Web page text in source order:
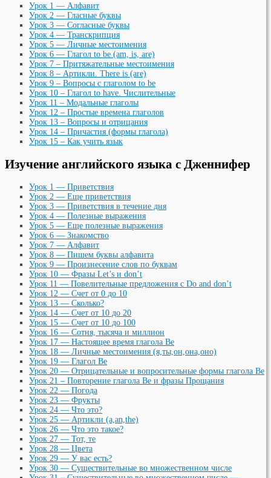
Урок 1 — Алфавит
Урок 2 — Гласные буквы
Урок 3 — Согласные буквы
Урок 4 — Транскрипция
Урок 5 — Личные местоимения
Урок 6 — Глагол to be (am, is, are)
Урок 7 – Притяжательные местоимения
Урок 8 – Артикли. There is (are)
Урок 9 – Вопросы с глаголом to be
Урок 10 – Глагол to have. Числительные
Урок 11 – Модальные глаголы
Урок 12 – Простые времена глаголов
Урок 13 – Вопросы и отрицания
Урок 14 – Причастия (формы глагола)
Урок 15 – Как учить язык
Изучение английского языка с Дженнифер
Урок 1 — Приветствия
Урок 2 — Еще приветствия
Урок 3 — Приветствия в течение дня
Урок 4 — Полезные выражения
Урок 5 — Еще полезные выражения
Урок 6 — Знакомство
Урок 7 — Алфавит
Урок 8 — Пишем буквы алфавита
Урок 9 — Произнесение слов по буквам
Урок 10 — Фразы Let’s и don’t
Урок 11 — Повелительные предложения с Do and don’t
Урок 12 — Счет от 0 до 10
Урок 13 — Сколько?
Урок 14 — Счет от 10 до 20
Урок 15 — Счет от 10 до 100
Урок 16 — Сотня, тысяча и миллион
Урок 17 — Настоящее время глагола Be
Урок 18 — Личные местоимения (я,ты,он,она,оно)
Урок 19 — Глагол Be
Урок 20 — Отрицательные и вопросительные формы глагола Be
Урок 21 – Повторение глагола Be и фразы Прощания
Урок 22 — Погода
Урок 23 — Фрукты
Урок 24 — Что это?
Урок 25 — Артикли (a,an,the)
Урок 26 — Что это такое?
Урок 27 — Тот, те
Урок 28 — Цвета
Урок 29 — У вас есть?
Урок 30 — Существительные во множественном числе